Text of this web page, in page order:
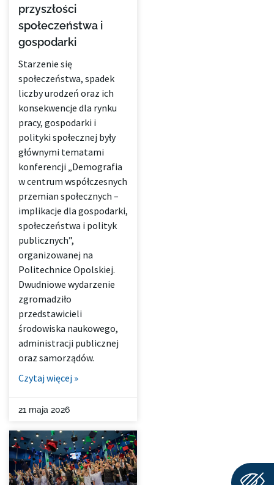
przyszłości
społeczeństwa i
gospodarki
Starzenie się
społeczeństwa, spadek
liczby urodzeń oraz ich
konsekwencje dla rynku
pracy, gospodarki i
polityki społecznej były
głównymi tematami
konferencji „Demografia
w centrum współczesnych
przemian społecznych –
implikacje dla gospodarki,
społeczeństwa i polityk
publicznych”,
organizowanej na
Politechnice Opolskiej.
Dwudniowe wydarzenie
zgromadziło
przedstawicieli
środowiska naukowego,
administracji publicznej
oraz samorządów.
Czytaj więcej »
21 maja 2026